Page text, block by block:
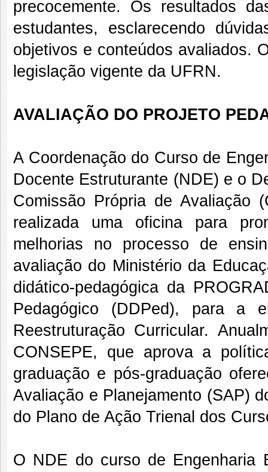
precocemente. Os resultados
estudantes, esclarecendo
objetivos e conteúdos avaliados.
legislação vigente da UFRN.
AVALIAÇÃO DO PROJETO
A Coordenação do Curso de
Docente Estruturante (NDE) e o
Comissão Própria de Avaliação
realizada uma oficina para
melhorias no processo de
avaliação do Ministério da
didático-pedagógica da
Pedagógico (DDPed), para a
Reestruturação Curricular.
CONSEPE, que aprova a
graduação e pós-graduação
Avaliação e Planejamento (SAP)
do Plano de Ação Trienal dos
O NDE do curso de Engenharia